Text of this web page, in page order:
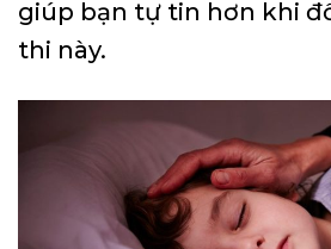
giúp bạn tự tin hơn khi
thi này.